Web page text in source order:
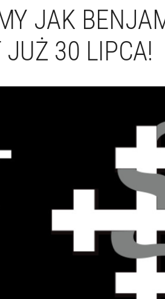
JAK
JUŻ 30 LIPCA!